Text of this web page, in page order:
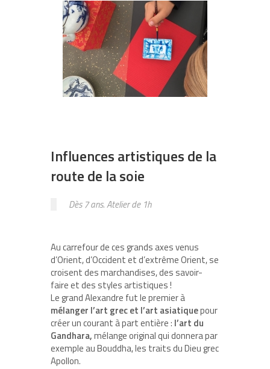
Influences artistiques de la
route de la soie
Dès 7 ans. Atelier de 1h
Au carrefour de ces grands axes venus
d’Orient, d’Occident et d’extrême Orient, se
croisent des marchandises, des savoir-
faire et des styles artistiques !
Le grand Alexandre fut le premier à
mélanger l’art grec et l’art asiatiquepour
créer un courant à part entière : l’art du
Gandhara,mélange original qui donnera par
exemple au Bouddha, les traits du Dieu grec
Apollon.